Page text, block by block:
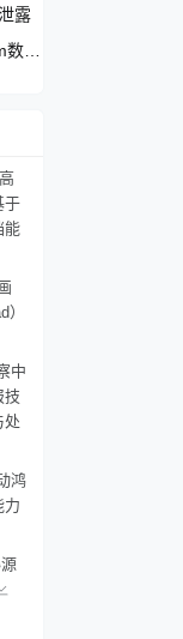
露
5、美国警察培训网站Nemrt.com数据库泄露
行
明
于
能
中
处
鸿
力